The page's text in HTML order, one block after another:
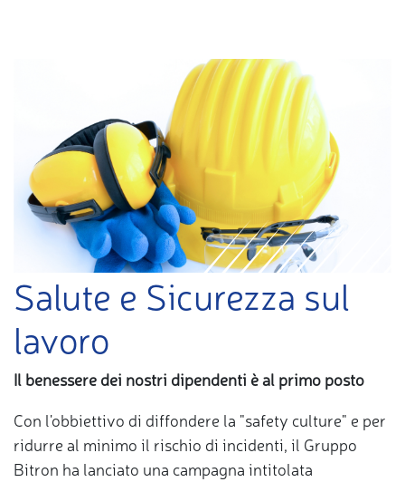
Salute e Sicurezza sul
lavoro
Il benessere dei nostri dipendenti è al primo posto
Con l'obbiettivo di diffondere la "safety culture" e per
ridurre al minimo il rischio di incidenti, il Gruppo
Bitron ha lanciato una campagna intitolata